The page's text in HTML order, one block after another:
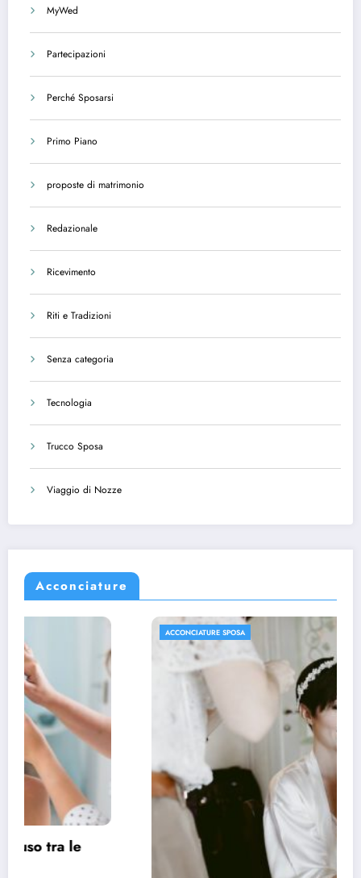
MyWed
Partecipazioni
Perché Sposarsi
Primo Piano
proposte di matrimonio
Redazionale
Ricevimento
Riti e Tradizioni
Senza categoria
Tecnologia
Trucco Sposa
Viaggio di Nozze
Acconciature